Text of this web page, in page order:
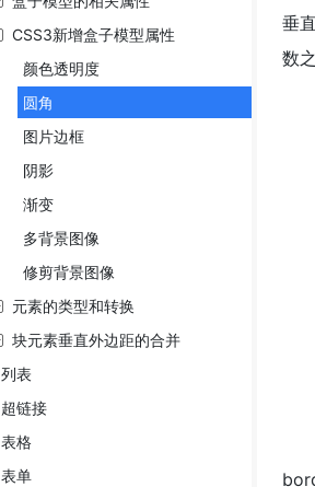
CSS3新增盒子模型属性
颜色透明度
圆角
图片边框
阴影
渐变
多背景图像
修剪背景图像
元素的类型和转换
块元素垂直外边距的合并
列表
超链接
表格
表单
垂
数